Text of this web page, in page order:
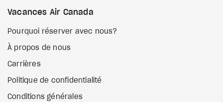
Vacances Air Canada
Pourquoi réserver avec nous?
À propos de nous
Carrières
Politique de confidentialité
Conditions générales